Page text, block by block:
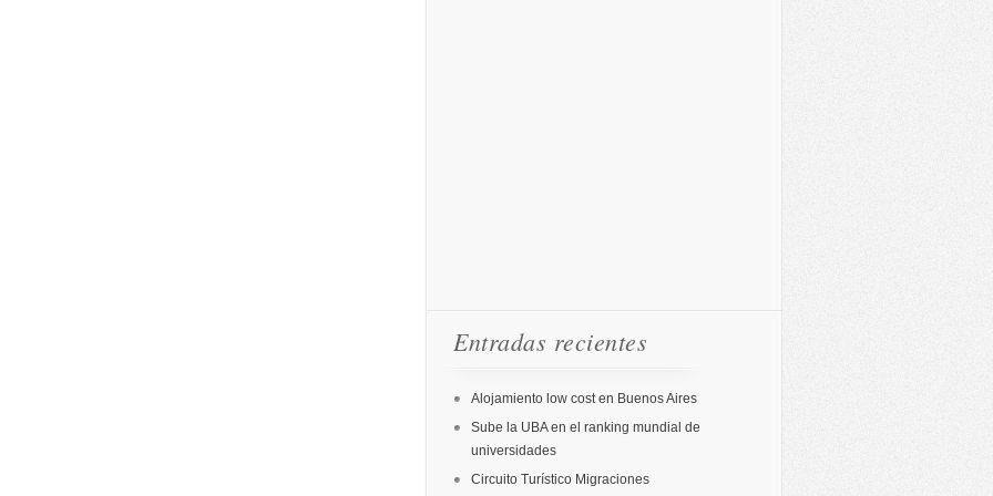
Entradas recientes
Alojamiento low cost en Buenos Aires
Sube la UBA en el ranking mundial de
universidades
Circuito Turístico Migraciones